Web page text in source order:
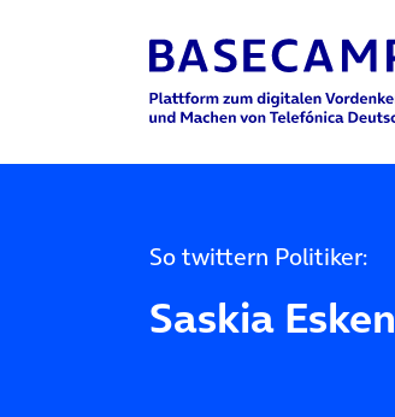
Main Navigation
So twittern Politiker:
Saskia Esken